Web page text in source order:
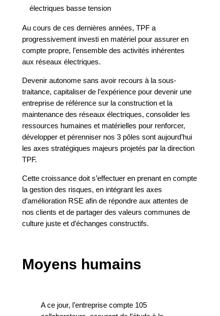
électriques basse tension
Au cours de ces dernières années, TPF a
progressivement investi en matériel pour assurer en
compte propre, l’ensemble des activités inhérentes
aux réseaux électriques.
Devenir autonome sans avoir recours à la sous-
traitance, capitaliser de l’expérience pour devenir une
entreprise de référence sur la construction et la
maintenance des réseaux électriques, consolider les
ressources humaines et matérielles pour renforcer,
développer et pérenniser nos 3 pôles sont aujourd’hui
les axes stratégiques majeurs projetés par la direction
TPF.
Cette croissance doit s’effectuer en prenant en compte
la gestion des risques, en intégrant les axes
d’amélioration RSE afin de répondre aux attentes de
nos clients et de partager des valeurs communes de
culture juste et d’échanges constructifs.
Moyens humains
A ce jour, l’entreprise compte 105